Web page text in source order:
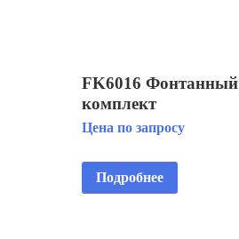
FK6016 Фонтанный
комплект
Цена по запросу
Подробнее